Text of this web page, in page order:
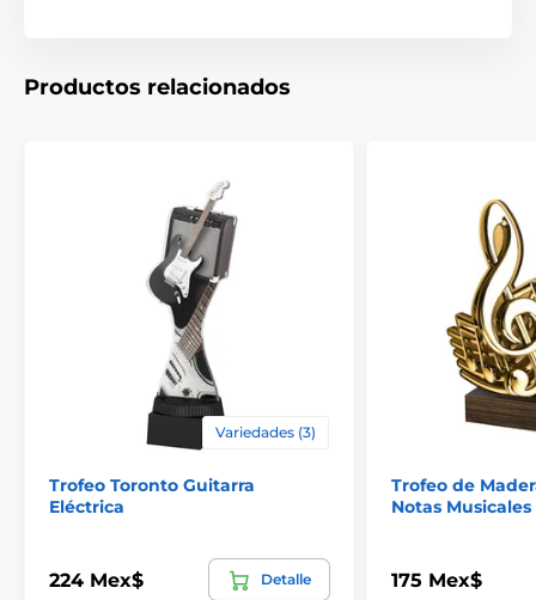
Productos relacionados
Variedades (3)
Trofeo Toronto Guitarra
Eléctrica
224 Mex$ Detalle
Trofeo de
Notas Musicales
175 Mex$